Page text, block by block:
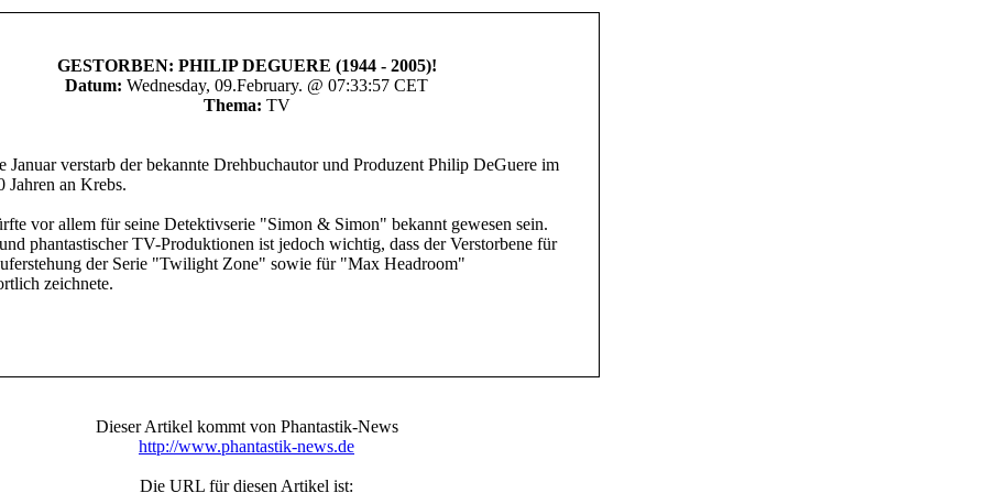
GESTORBEN: PHILIP DEGUERE (1944 - 2005)!
Datum: Wednesday, 09.February. @ 07:33:57 CET
Thema: TV
Januar verstarb der bekannte Drehbuchautor und Produzent Philip DeGuere im
Jahren an Krebs.
vor allem für seine Detektivserie "Simon & Simon" bekannt gewesen sein.
phantastischer TV-Produktionen ist jedoch wichtig, dass der Verstorbene für
der Serie "Twilight Zone" sowie für "Max Headroom"
zeichnete.
Dieser Artikel kommt von Phantastik-News
http://www.phantastik-news.de
Die URL für diesen Artikel ist: